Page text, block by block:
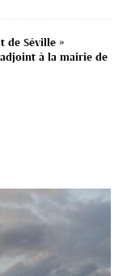
de Séville »
à la mairie de